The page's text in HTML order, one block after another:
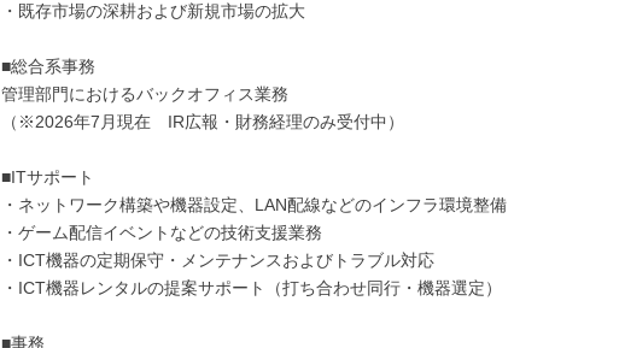
・既存市場の深耕および新規市場の拡大
■総合系事務
管理部門におけるバックオフィス業務
（※2026年7月現在 IR広報・財務経理のみ受付中）
■ITサポート
・ネットワーク構築や機器設定、LAN配線などのインフラ環境整備
・ゲーム配信イベントなどの技術支援業務
・ICT機器の定期保守・メンテナンスおよびトラブル対応
・ICT機器レンタルの提案サポート（打ち合わせ同行・機器選定）
■事務